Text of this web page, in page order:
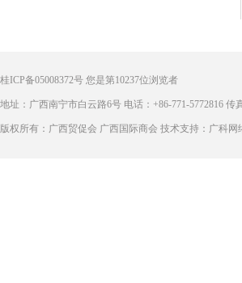
桂ICP备05008372号 您是第10237位浏览者
地址：广西南宁市白云路6号 电话：+86-771-5772816 传
版权所有：广西贸促会 广西国际商会 技术支持：广科网